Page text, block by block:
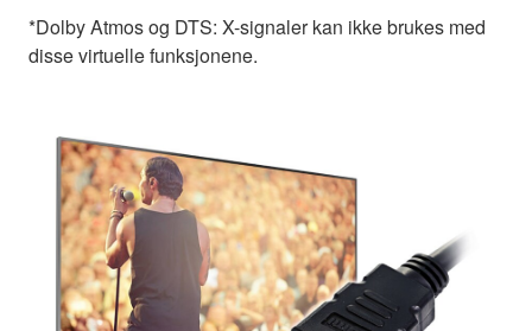
*Dolby Atmos og DTS: X-signaler kan ikke brukes med
disse virtuelle funksjonene.